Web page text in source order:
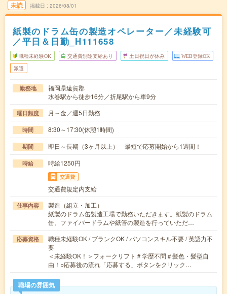
未読 掲載日 2026/08/01
紙製のドラム缶の製造オペレーター／未経験可
／平日＆日勤_H111658
職種未経験OK 交通費別途支給あり 土日祝日が休み WEB登録OK
派遣
勤務地
福岡県遠賀郡
水巻駅から徒歩16分／折尾駅から車9分
曜日頻度 月～金／週5日勤務
時間 8:30～17:30(休憩1時間)
期間 即日～長期（3ヶ月以上） 最短で応募開始から1週間！
時給 時給1250円
交通費
交通費規定内支給
仕事内容
製造（組立・加工）
紙製のドラム缶製造工場で勤務いただきます。紙製のドラム
缶、ファイバードラムや紙管の製造を行っていただ…
応募資格
職種未経験OK / ブランクOK / パソコンスキル不要 / 英語力不
要
＜未経験OK！＞フォークリフト＃学歴不問＃髪色・髪型自
由！○応募後の流れ「応募する」ボタンをクリック…
職場の雰囲気